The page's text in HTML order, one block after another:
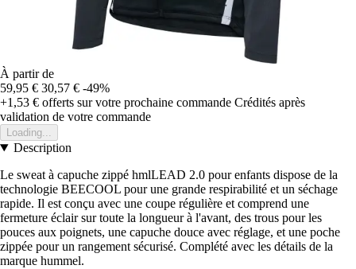
À partir de
59,95 € 30,57 € -49%
+1,53 € offerts sur votre prochaine commande Crédités après
validation de votre commande
Loading...
Description
Le sweat à capuche zippé hmlLEAD 2.0 pour enfants dispose de la
technologie BEECOOL pour une grande respirabilité et un séchage
rapide. Il est conçu avec une coupe régulière et comprend une
fermeture éclair sur toute la longueur à l'avant, des trous pour les
pouces aux poignets, une capuche douce avec réglage, et une poche
zippée pour un rangement sécurisé. Complété avec les détails de la
marque hummel.